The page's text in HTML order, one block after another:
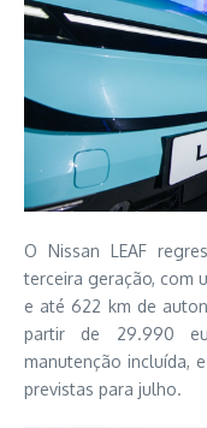
O Nissan LEAF
terceira geração, com
e até 622 km de
partir de 29.990
manutenção incluída,
previstas para julho.